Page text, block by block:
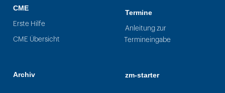
CME
Erste Hilfe
CME Übersicht
Archiv
Termine
Anleitung zur
Termineingabe
zm-starter